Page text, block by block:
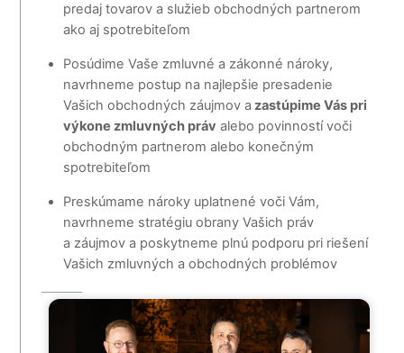
predaj tovarov a služieb obchodných partnerom
ako aj spotrebiteľom
Posúdime Vaše zmluvné a zákonné nároky,
navrhneme postup na najlepšie presadenie
Vašich obchodných záujmov a zastúpime Vás pri
výkone zmluvných práv alebo povinností voči
obchodným partnerom alebo konečným
spotrebiteľom
Preskúmame nároky uplatnené voči Vám,
navrhneme stratégiu obrany Vašich práv
a záujmov a poskytneme plnú podporu pri riešení
Vašich zmluvných a obchodných problémov